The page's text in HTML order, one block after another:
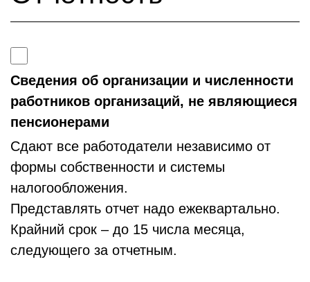
Сведения об организации и численности
работников организаций, не являющиеся
пенсионерами
Сдают все работодатели независимо от
формы собственности и системы
налогообложения.
Представлять отчет надо ежеквартально.
Крайний срок – до 15 числа месяца,
следующего за отчетным.